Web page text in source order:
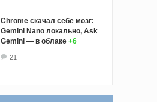
Chrome скачал себе мозг:
Gemini Nano локально, Ask
Gemini — в облаке +6
21